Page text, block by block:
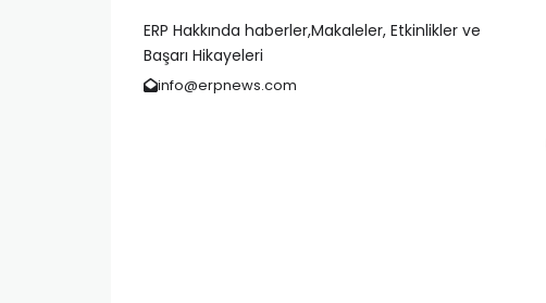
ERP Hakkında haberler,Makaleler, Etkinlikler ve
Başarı Hikayeleri
info@erpnews.com